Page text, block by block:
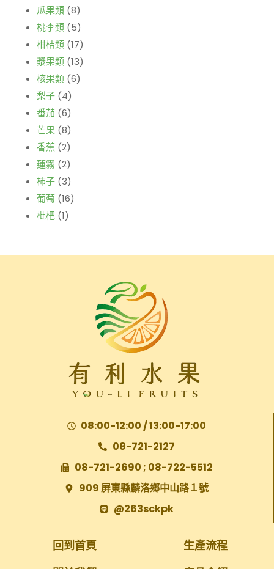
瓜果類 (8)
桃李類 (5)
柑桔類 (17)
漿果類 (13)
核果類 (6)
梨子 (4)
番茄 (6)
芒果 (8)
香蕉 (2)
蓮霧 (2)
柿子 (3)
葡萄 (16)
枇杷 (1)
08:00-12:00 / 13:00-17:00
08-721-2127
08-721-2690 ; 08-722-5512
909 屏東縣麟洛鄉中山路１號
@263sckpk
回到首頁
生產流程